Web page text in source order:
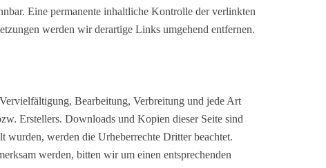
Eine permanente inhaltliche Kontrolle der verlinkten
werden wir derartige Links umgehend entfernen.
Bearbeitung, Verbreitung und jede Art
Erstellers. Downloads und Kopien dieser Seite sind
wurden, werden die Urheberrechte Dritter beachtet.
werden, bitten wir um einen entsprechenden